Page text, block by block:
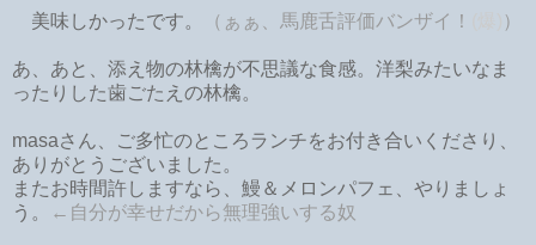
美味しかったです。 （ぁぁ、馬鹿舌評価バンザイ！ ）
あ、あと、添え物の林檎が不思議な食感。洋梨みたいなま
ったりした歯ごたえの林檎。
masaさん、ご多忙のところランチをお付き合いくださり、
ありがとうございました。
またお時間許しますなら、鰻＆メロンパフェ、やりましょ
う。
←自分が幸せだから無理強いする奴